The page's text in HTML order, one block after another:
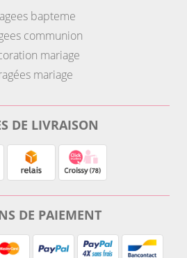
bapteme
communion
mariage
mariage
DE LIVRAISON
DE PAIEMENT